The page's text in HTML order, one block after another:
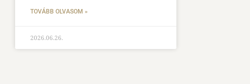
TOVÁBB OLVASOM »
2026.06.26.